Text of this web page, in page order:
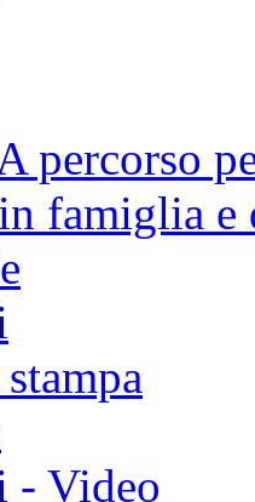
percorso
famiglia e
- Video